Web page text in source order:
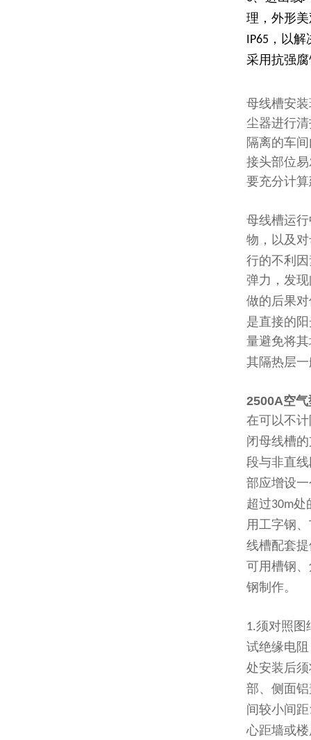
理，外形
IP65 ，以
采用抗强
母线槽安
尘器进行
隔离的车
接头部位
要充分计
母线槽运
物，以及
行的不利
弹力，发
做的后果
是直接的
量避免将
其隔热层
2500A空
在可以不
闭母线槽
段与非直
部应增设
超过30m处
用工字钢、
线槽配套
可用槽钢
钢制作。
1.须对照图
试绝缘电
处安装后
部、侧面
间较小间距
心距墙或